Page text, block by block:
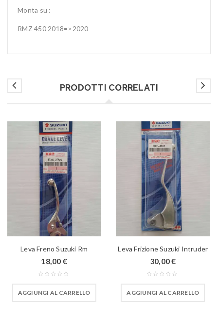
Monta su :
RMZ 450 2018=>2020
PRODOTTI CORRELATI
Leva Freno Suzuki Rm
18,00 €
AGGIUNGI AL CARRELLO
Leva Frizione Suzuki Intruder
30,00€
AGGIUNGI AL CARRELLO